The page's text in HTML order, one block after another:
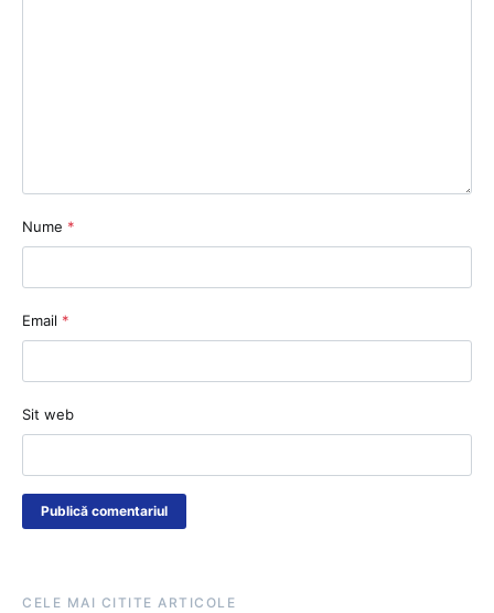
Nume *
Email *
Sit web
CELE MAI CITITE ARTICOLE